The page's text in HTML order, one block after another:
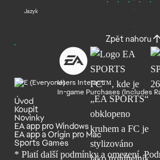
Jazyk
Zpět nahoru
Users Interact
In-game Purchases (Includes
Úvod
Koupit
Novinky
EA app pro Windows
EA app a Origin pro Mac
Sports Games
* Platí další podmínky a omezení.